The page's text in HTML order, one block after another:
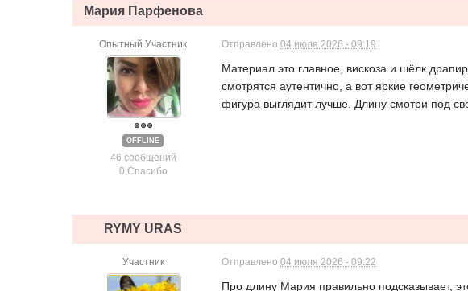
Мария Парфенова
Опытный Участник
OFFLINE
46 сообщений
0 Спасибо
Отправлено04 июля 2026 - 09:19
Материал это главное, вискоза и шёлк
смотрятся аутентично, а вот яркие
фигура выглядит лучше. Длину смотри под
RYMY URAS
Участник Отправлено04 июля 2026 - 09:22
Про длину Мария правильно подсказывает,